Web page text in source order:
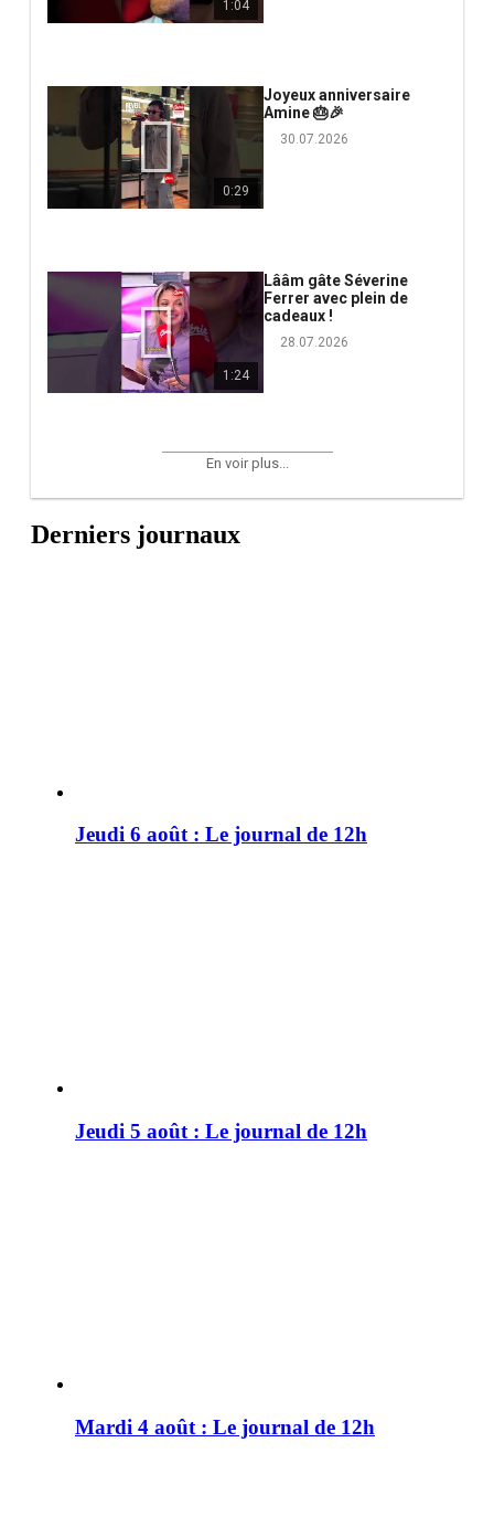
1:04
0:29
Joyeux anniversaire
Amine 🎂🎉
30.07.2026
1:24
Lââm gâte Séverine
Ferrer avec plein de
cadeaux !
28.07.2026
En voir plus...
Derniers journaux
Jeudi 6 août : Le journal de 12h
Jeudi 5 août : Le journal de 12h
Mardi 4 août : Le journal de 12h